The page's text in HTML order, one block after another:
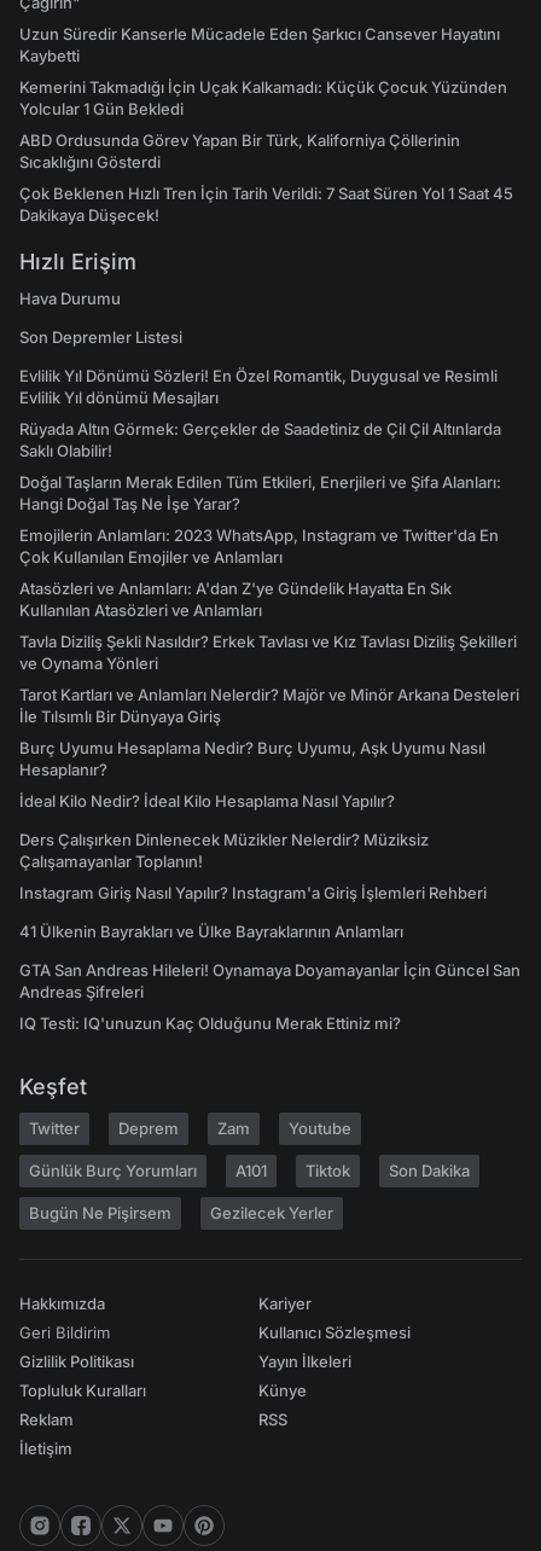
Uzun Süredir Kanserle Mücadele Eden Şarkıcı Cansever Hayatını
Kaybetti
Kemerini Takmadığı İçin Uçak Kalkamadı: Küçük Çocuk Yüzünden
Yolcular 1 Gün Bekledi
ABD Ordusunda Görev Yapan Bir Türk, Kaliforniya Çöllerinin
Sıcaklığını Gösterdi
Çok Beklenen Hızlı Tren İçin Tarih Verildi: 7 Saat Süren Yol 1 Saat 45
Dakikaya Düşecek!
Hızlı Erişim
Hava Durumu
Son Depremler Listesi
Evlilik Yıl Dönümü Sözleri! En Özel Romantik, Duygusal ve Resimli
Evlilik Yıl dönümü Mesajları
Rüyada Altın Görmek: Gerçekler de Saadetiniz de Çil Çil Altınlarda
Saklı Olabilir!
Doğal Taşların Merak Edilen Tüm Etkileri, Enerjileri ve Şifa Alanları:
Hangi Doğal Taş Ne İşe Yarar?
Emojilerin Anlamları: 2023 WhatsApp, Instagram ve Twitter'da En
Çok Kullanılan Emojiler ve Anlamları
Atasözleri ve Anlamları: A'dan Z'ye Gündelik Hayatta En Sık
Kullanılan Atasözleri ve Anlamları
Tavla Diziliş Şekli Nasıldır? Erkek Tavlası ve Kız Tavlası Diziliş Şekilleri
ve Oynama Yönleri
Tarot Kartları ve Anlamları Nelerdir? Majör ve Minör Arkana Desteleri
İle Tılsımlı Bir Dünyaya Giriş
Burç Uyumu Hesaplama Nedir? Burç Uyumu, Aşk Uyumu Nasıl
Hesaplanır?
İdeal Kilo Nedir? İdeal Kilo Hesaplama Nasıl Yapılır?
Ders Çalışırken Dinlenecek Müzikler Nelerdir? Müziksiz
Çalışamayanlar Toplanın!
Instagram Giriş Nasıl Yapılır? Instagram'a Giriş İşlemleri Rehberi
41 Ülkenin Bayrakları ve Ülke Bayraklarının Anlamları
GTA San Andreas Hileleri! Oynamaya Doyamayanlar İçin Güncel San
Andreas Şifreleri
IQ Testi: IQ'unuzun Kaç Olduğunu Merak Ettiniz mi?
Keşfet
Twitter Deprem Zam Youtube
Günlük Burç Yorumları A101 Tiktok Son Dakika
Bugün Ne Pişirsem Gezilecek Yerler
Hakkımızda
Geri Bildirim
Gizlilik Politikası
Topluluk Kuralları
Reklam
İletişim
Kariyer
Kullanıcı Sözleşmesi
Yayın İlkeleri
Künye
RSS